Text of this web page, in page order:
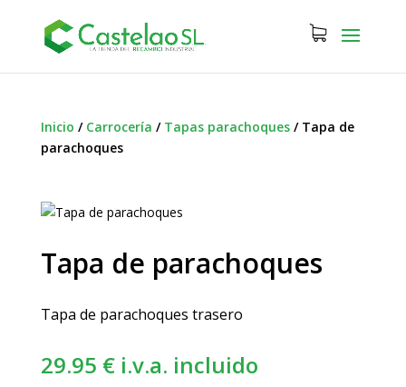
Inicio / Carrocería / Tapas parachoques/ Tapa de
parachoques
Tapa de parachoques
Tapa de parachoques trasero
29.95 € i.v.a. incluido